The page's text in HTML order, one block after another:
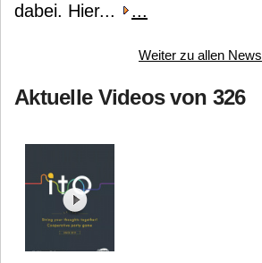
dabei. Hier...
...
Weiter zu allen News
Aktuelle Videos von 326